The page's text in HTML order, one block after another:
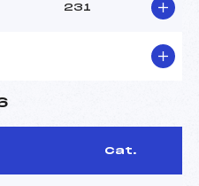
231
Cat.